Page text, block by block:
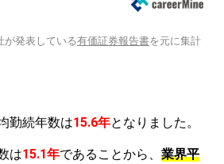
が発表している有価証券報告書を元に集計
勤続年数は15.6年となりました。
は15.1年であることから、 業界平